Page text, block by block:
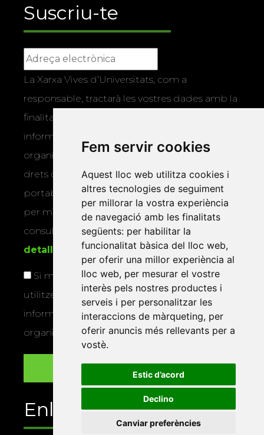
Fem servir cookies
Aquest lloc web utilitza cookies i
altres tecnologies de seguiment
per millorar la vostra experiència
de navegació amb les finalitats
següents: per habilitar la
funcionalitat bàsica del lloc web,
per oferir una millor experiència al
lloc web, per mesurar el vostre
interès pels nostres productes i
serveis i per personalitzar les
interaccions de màrqueting, per
oferir anuncis més rellevants per a
vostè.
Estic d’acord
Declino
Canviar preferències
Suscriu-te
La Xarxa Vives d’Universitats, com a
responsable, tractarà les vostres dades amb la
finalitat de gestionar la vostra subscripció i
informar-vos dels actes i activitats que
organitza la Xarxa Vives. Podeu exercir els
drets d’accés, rectificació, supressió,
portabilitat, limitació o oposició al tractament
per mitjans físics o electrònics. Podeu
consultar la
informació addicional i
detallada sobre protecció de dades .
Si marqueu aquesta casella, consentiu que
utilitzem les vostres dades per a enviar-vos
informació sobre els actes i activitats que
organitza la Xarxa Vives.
Enllaços